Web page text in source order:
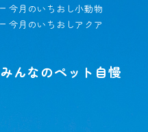
今月のいちおし小動物
今月のいちおしアクア
みんなのペット自慢